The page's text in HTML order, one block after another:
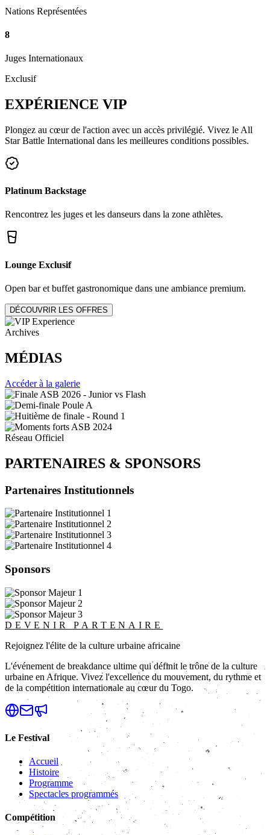
Nations Représentées
8
Juges Internationaux
Exclusif
EXPÉRIENCE VIP
Plongez au cœur de l'action avec un accès privilégié. Vivez le All
Star Battle International dans les meilleures conditions possibles.
Platinum Backstage
Rencontrez les juges et les danseurs dans la zone athlètes.
Lounge Exclusif
Open bar et buffet gastronomique dans une ambiance premium.
DÉCOUVRIR LES OFFRES
Archives
MÉDIAS
Accéder à la galerie
Réseau Officiel
PARTENAIRES & SPONSORS
Partenaires Institutionnels
Sponsors
DEVENIR PARTENAIRE
Rejoignez l'élite de la culture urbaine africaine
L'événement de breakdance ultime qui définit le trône de la culture
urbaine en Afrique. Vivez l'excellence du mouvement, du rythme et
de la compétition internationale au cœur du Togo.
Le Festival
Accueil
Histoire
Programme
Spectacles programmés
Compétition